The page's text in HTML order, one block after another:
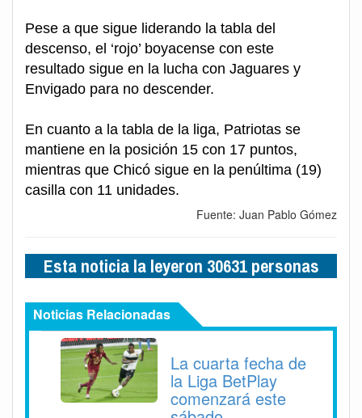
Pese a que sigue liderando la tabla del
descenso, el ‘rojo’ boyacense con este
resultado sigue en la lucha con Jaguares y
Envigado para no descender.
En cuanto a la tabla de la liga, Patriotas se
mantiene en la posición 15 con 17 puntos,
mientras que Chicó sigue en la penúltima (19)
casilla con 11 unidades.
Fuente: Juan Pablo Gómez
Esta noticia la leyeron 30631 personas
Noticias Relacionadas
La cuarta fecha de
la Liga BetPlay
comenzará este